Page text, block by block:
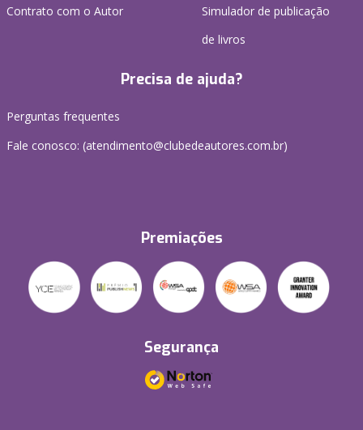
Contrato com o Autor
Simulador de publicação
de livros
Precisa de ajuda?
Perguntas frequentes
Fale conosco: (atendimento@clubedeautores.com.br)
Premiações
Segurança